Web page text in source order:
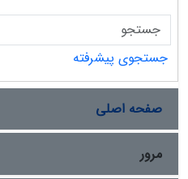
جستجوی پیشرفته
صفحه اصلی
مرور